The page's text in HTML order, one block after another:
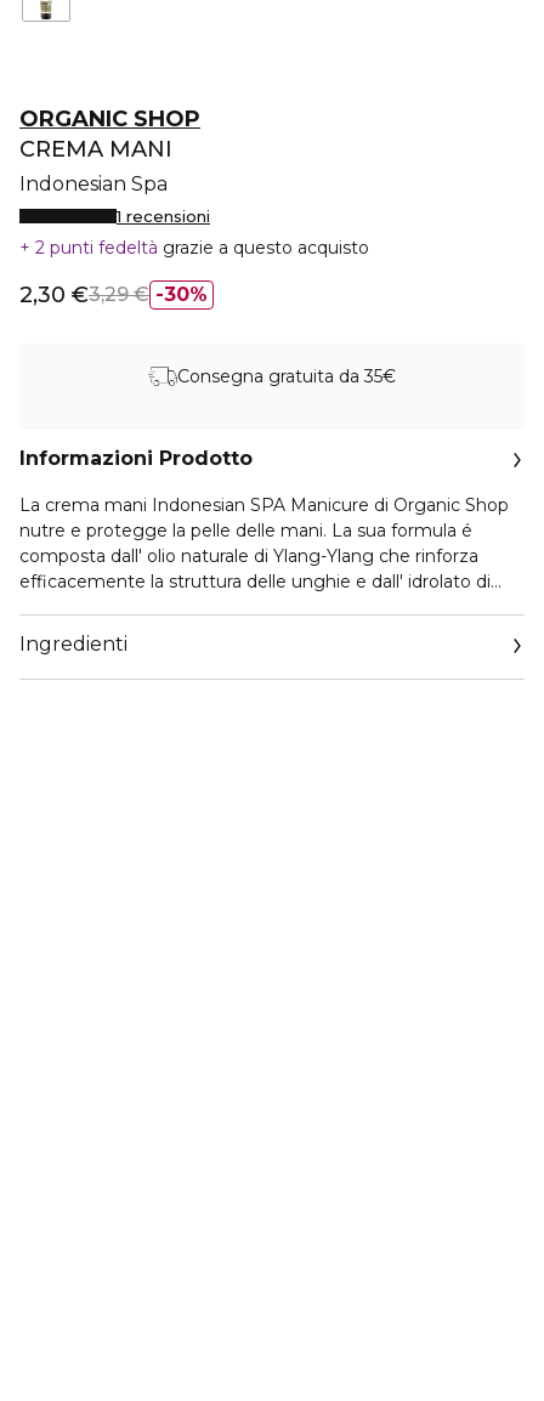
ORGANIC SHOP
CREMA MANI
Indonesian Spa
1 recensioni
2 punti fedeltà grazie a questo acquisto
30%
2,30 €3,29 €
Consegna gratuita da 35€
Informazioni Prodotto
La crema mani Indonesian SPA Manicure di Organic Shop
nutre e protegge la pelle delle mani. La sua formula é
composta dall' olio naturale di Ylang-Ylang che rinforza
efficacemente la struttura delle unghie e dall' idrolato di
applicazione.
Ingredienti